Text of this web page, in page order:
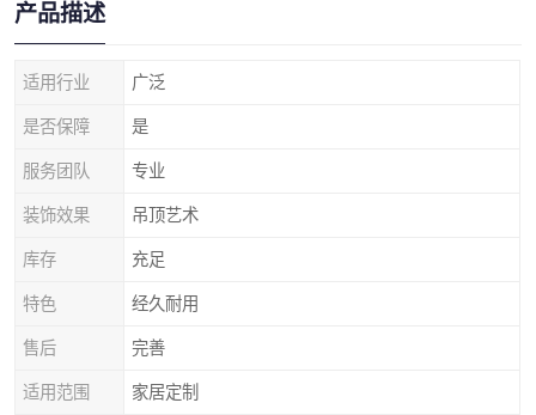
产品描述
适用行业 广泛
是否保障 是
服务团队 专业
装饰效果 吊顶艺术
库存 充足
特色 经久耐用
售后 完善
适用范围 家居定制